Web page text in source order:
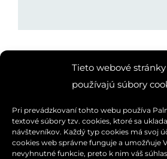
Tieto webové stránky
používajú súbory
Pri prevádzkovaní tohto webu používa
textové súbory tzv. cookies, ktoré sa
návštevníkov. Každý typ cookies má svoj
cookies web správne funguje a umožňuje
nevyhnutné funkcie, preto k nim váš